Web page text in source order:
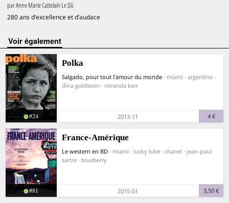
parAnne Marie Cattelain Le Dû
280 ans d’excellence et d’audace
voir également
Polka
Salgado, pour tout l’amour du monde · miami · argentine ·
dina goldstein · miranda kerr
#24 2013-11 4 €
France-Amérique
Le western en BD · miami · lucky luke · chanel · jean-paul
sartre · blueberry
#81 2015-01 3,50 €